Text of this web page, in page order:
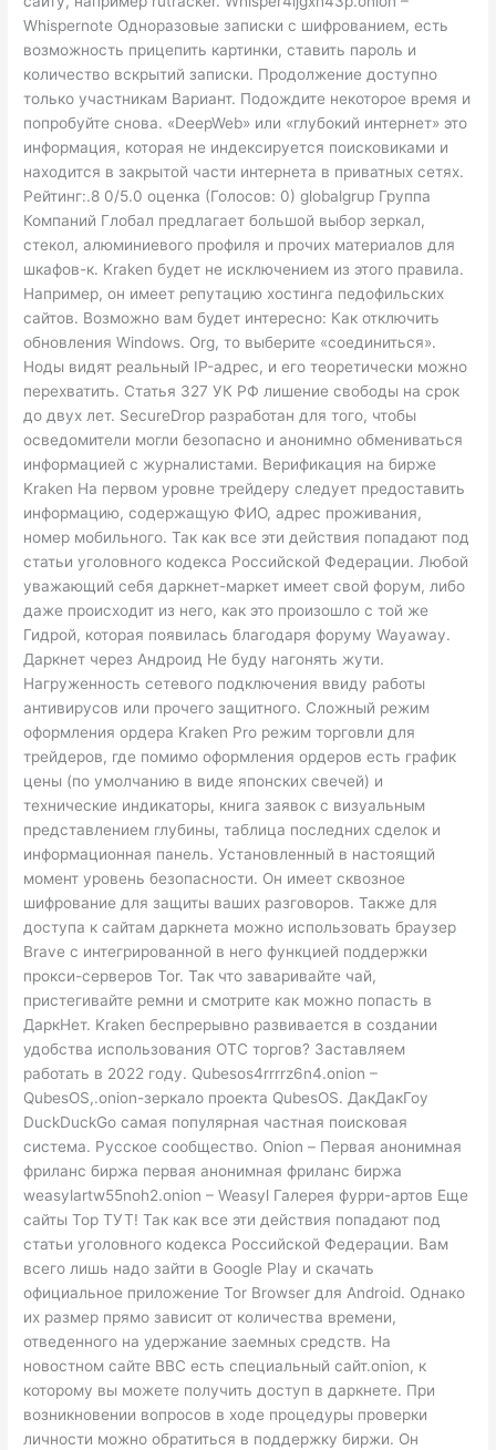
Whispernote Одноразовые записки с шифрованием, есть
возможность прицепить картинки, ставить пароль и
количество вскрытий записки. Продолжение доступно
только участникам Вариант. Подождите некоторое время и
попробуйте снова. «DeepWeb» или «глубокий интернет» это
информация, которая не индексируется поисковиками и
находится в закрытой части интернета в приватных сетях.
Рейтинг:.8 0/5.0 оценка (Голосов: 0) globalgrup Группа
Компаний Глобал предлагает большой выбор зеркал,
стекол, алюминиевого профиля и прочих материалов для
шкафов-к. Kraken будет не исключением из этого правила.
Например, он имеет репутацию хостинга педофильских
сайтов. Возможно вам будет интересно: Как отключить
обновления Windows. Org, то выберите «соединиться».
Ноды видят реальный IP-адрес, и его теоретически можно
перехватить. Статья 327 УК РФ лишение свободы на срок
до двух лет. SecureDrop разработан для того, чтобы
осведомители могли безопасно и анонимно обмениваться
информацией с журналистами. Верификация на бирже
Kraken На первом уровне трейдеру следует предоставить
информацию, содержащую ФИО, адрес проживания,
номер мобильного. Так как все эти действия попадают под
статьи уголовного кодекса Российской Федерации. Любой
уважающий себя даркнет-маркет имеет свой форум, либо
даже происходит из него, как это произошло с той же
Гидрой, которая появилась благодаря форуму Wayaway.
Даркнет через Андроид Не буду нагонять жути.
Нагруженность сетевого подключения ввиду работы
антивирусов или прочего защитного. Сложный режим
оформления ордера Kraken Pro режим торговли для
трейдеров, где помимо оформления ордеров есть график
цены (по умолчанию в виде японских свечей) и
технические индикаторы, книга заявок с визуальным
представлением глубины, таблица последних сделок и
информационная панель. Установленный в настоящий
момент уровень безопасности. Он имеет сквозное
шифрование для защиты ваших разговоров. Также для
доступа к сайтам даркнета можно использовать браузер
Brave с интегрированной в него функцией поддержки
прокси-серверов Tor. Так что заваривайте чай,
пристегивайте ремни и смотрите как можно попасть в
ДаркНет. Kraken беспрерывно развивается в создании
удобства использования OTC торгов? Заставляем
работать в 2022 году. Qubesos4rrrrz6n4.onion –
QubesOS,.onion-зеркало проекта QubesOS. ДакДакГоу
DuckDuckGo самая популярная частная поисковая
система. Русское сообщество. Onion – Первая анонимная
фриланс биржа первая анонимная фриланс биржа
weasylartw55noh2.onion – Weasyl Галерея фурри-артов Еще
сайты Тор ТУТ! Так как все эти действия попадают под
статьи уголовного кодекса Российской Федерации. Вам
всего лишь надо зайти в Google Play и скачать
официальное приложение Tor Browser для Android. Однако
их размер прямо зависит от количества времени,
отведенного на удержание заемных средств. На
новостном сайте BBC есть специальный сайт.onion, к
которому вы можете получить доступ в даркнете. При
возникновении вопросов в ходе процедуры проверки
личности можно обратиться в поддержку биржи. Он